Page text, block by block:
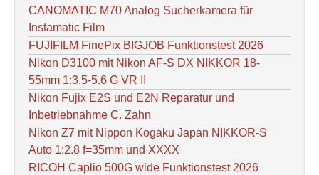
CANOMATIC M70 Analog Sucherkamera für
Instamatic Film
FUJIFILM FinePix BIGJOB Funktionstest 2026
Nikon D3100 mit Nikon AF-S DX NIKKOR 18-
55mm 1:3.5-5.6 G VR II
Nikon Fujix E2S und E2N Reparatur und
Inbetriebnahme C. Zahn
Nikon Z7 mit Nippon Kogaku Japan NIKKOR-S
Auto 1:2.8 f=35mm und XXXX
RICOH Caplio 500G wide Funktionstest 2026